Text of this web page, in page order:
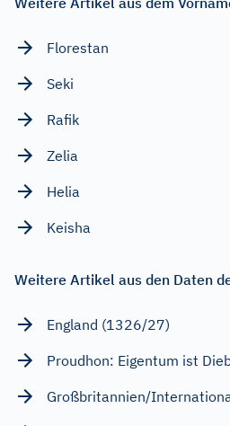
Florestan
Seki
Rafik
Zelia
Helia
Keisha
Weitere Artikel aus den Daten
England (1326/27)
Proudhon: Eigentum ist
Großbritannien/